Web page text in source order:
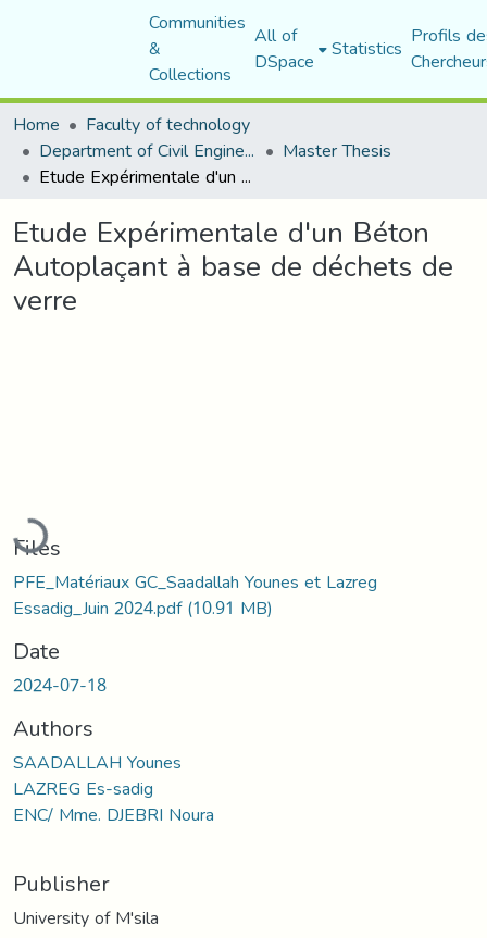
Communities
&
Collections
All of
DSpace Statistics Profils
Home
Faculty of technology
Department of Civil Engineering Master Thesis
Etude Expérimentale d'un Béton Autoplaçant à base de déchets de verre
Etude Expérimentale d'un Béton
Autoplaçant à base de déchets de
verre
Loading...
Files
PFE_Matériaux GC_Saadallah Younes et Lazreg
Essadig_Juin 2024.pdf(10.91 MB)
Date
2024-07-18
Authors
SAADALLAH Younes
LAZREG Es-sadig
ENC/ Mme. DJEBRI Noura
Publisher
University of M'sila